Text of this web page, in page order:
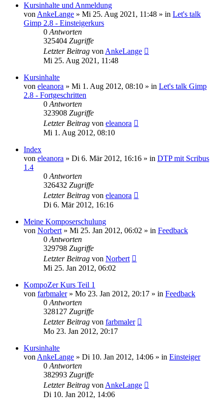
Kursinhalte und Anmeldung
von AnkeLange » Mi 25. Aug 2021, 11:48 » in Let's talk
Gimp 2.8 - Einsteigerkurs
0 Antworten
325404 Zugriffe
Letzter Beitrag von AnkeLange
Mi 25. Aug 2021, 11:48
Kursinhalte
von eleanora » Mi 1. Aug 2012, 08:10 » in Let's talk Gimp
2.8 - Fortgeschritten
0 Antworten
323908 Zugriffe
Letzter Beitrag von eleanora
Mi 1. Aug 2012, 08:10
Index
von eleanora » Di 6. Mär 2012, 16:16 » in DTP mit Scribus
1.4
0 Antworten
326432 Zugriffe
Letzter Beitrag von eleanora
Di 6. Mär 2012, 16:16
Meine Komposerschulung
von Norbert » Mi 25. Jan 2012, 06:02 » in Feedback
0 Antworten
329798 Zugriffe
Letzter Beitrag von Norbert
Mi 25. Jan 2012, 06:02
KompoZer Kurs Teil 1
von farbmaler» Mo 23. Jan 2012, 20:17 » in Feedback
0 Antworten
328127 Zugriffe
Letzter Beitrag von farbmaler
Mo 23. Jan 2012, 20:17
Kursinhalte
von AnkeLange » Di 10. Jan 2012, 14:06 » in Einsteiger
0 Antworten
382993 Zugriffe
Letzter Beitrag von AnkeLange
Di 10. Jan 2012, 14:06